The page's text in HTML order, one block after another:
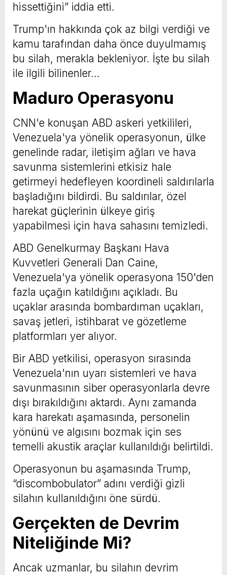
hissettiğini” iddia etti.
Trump'ın hakkında çok az bilgi verdiği ve
kamu tarafından daha önce duyulmamış
bu silah, merakla bekleniyor. İşte bu silah
ile ilgili bilinenler…
Maduro Operasyonu
CNN'e konuşan ABD askeri yetkilileri,
Venezuela'ya yönelik operasyonun, ülke
genelinde radar, iletişim ağları ve hava
savunma sistemlerini etkisiz hale
getirmeyi hedefleyen koordineli saldırılarla
başladığını bildirdi. Bu saldırılar, özel
harekat güçlerinin ülkeye giriş
yapabilmesi için hava sahasını temizledi.
ABD Genelkurmay Başkanı Hava
Kuvvetleri Generali Dan Caine,
Venezuela'ya yönelik operasyona 150'den
fazla uçağın katıldığını açıkladı. Bu
uçaklar arasında bombardıman uçakları,
savaş jetleri, istihbarat ve gözetleme
platformları yer alıyor.
Bir ABD yetkilisi, operasyon sırasında
Venezuela'nın uyarı sistemleri ve hava
savunmasının siber operasyonlarla devre
dışı bırakıldığını aktardı. Aynı zamanda
kara harekatı aşamasında, personelin
yönünü ve algısını bozmak için ses
temelli akustik araçlar kullanıldığı belirtildi.
Operasyonun bu aşamasında Trump,
“discombobulator” adını verdiği gizli
silahın kullanıldığını öne sürdü.
Gerçekten de Devrim
Niteliğinde Mi?
Ancak uzmanlar, bu silahın devrim